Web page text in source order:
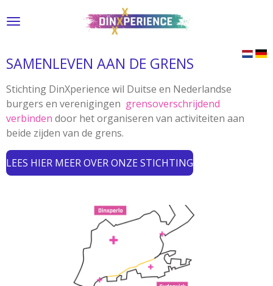
direct
de
hoofdinhoud
SAMENLEVEN AAN DE GRENS
Stichting DinXperience wil Duitse en Nederlandse
burgers en verenigingen grensoverschrijdend
verbinden door het organiseren van activiteiten aan
beide zijden van de grens.
LEES HIER MEER OVER ONZE STICHTING